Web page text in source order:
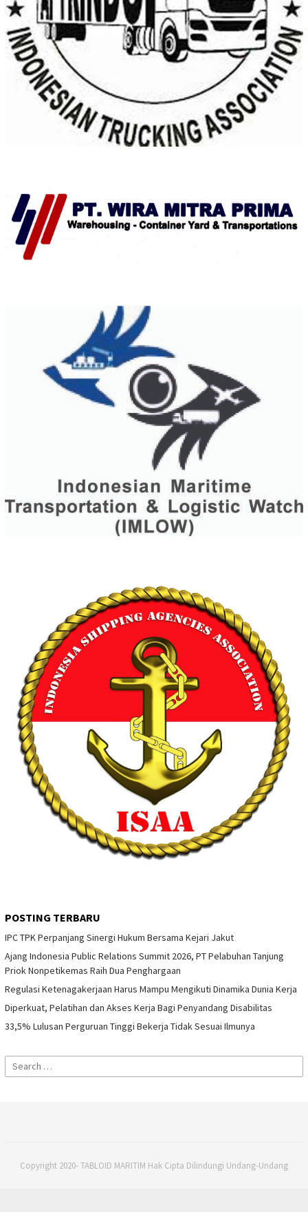
POSTING TERBARU
IPC TPK Perpanjang Sinergi Hukum Bersama Kejari Jakut
Ajang Indonesia Public Relations Summit 2026, PT Pelabuhan Tanjung
Priok Nonpetikemas Raih Dua Penghargaan
Regulasi Ketenagakerjaan Harus Mampu Mengikuti Dinamika Dunia Kerja
Diperkuat, Pelatihan dan Akses Kerja Bagi Penyandang Disabilitas
33,5% Lulusan Perguruan Tinggi Bekerja Tidak Sesuai Ilmunya
Search
for:
Copyright 2020- TABLOID MARITIM Hak Cipta Dilindungi Undang-Undang